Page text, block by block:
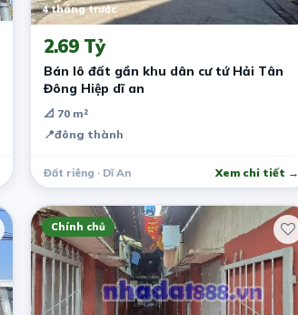
4 tháng trước
2.69 Tỷ
Bán lô đất gần khu dân cư tứ Hải Tân
Đông Hiệp dĩ an
📐 70 m²
📍đông thành
Đất riêng · Dĩ An Xem chi tiết →
Chính chủ